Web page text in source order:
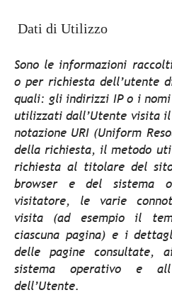
Dati di Utilizzo
Sono le informazioni
o per richiesta dell’utente
quali: gli indirizzi IP o i
utilizzati dall’Utente visita
notazione URI (Uniform
della richiesta, il metodo
richiesta al titolare del
browser e del sistema
visitatore, le varie
visita (ad esempio il
ciascuna pagina) e i
delle pagine consultate,
sistema operativo e
dell’Utente.